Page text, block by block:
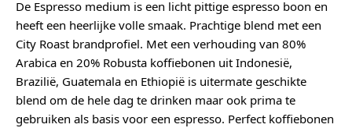
De Espresso medium is een licht pittige espresso boon en
heeft een heerlijke volle smaak. Prachtige blend met een
City Roast brandprofiel. Met een verhouding van 80%
Arabica en 20% Robusta koffiebonen uit Indonesië,
Brazilië, Guatemala en Ethiopië is uitermate geschikte
blend om de hele dag te drinken maar ook prima te
gebruiken als basis voor een espresso. Perfect koffiebonen